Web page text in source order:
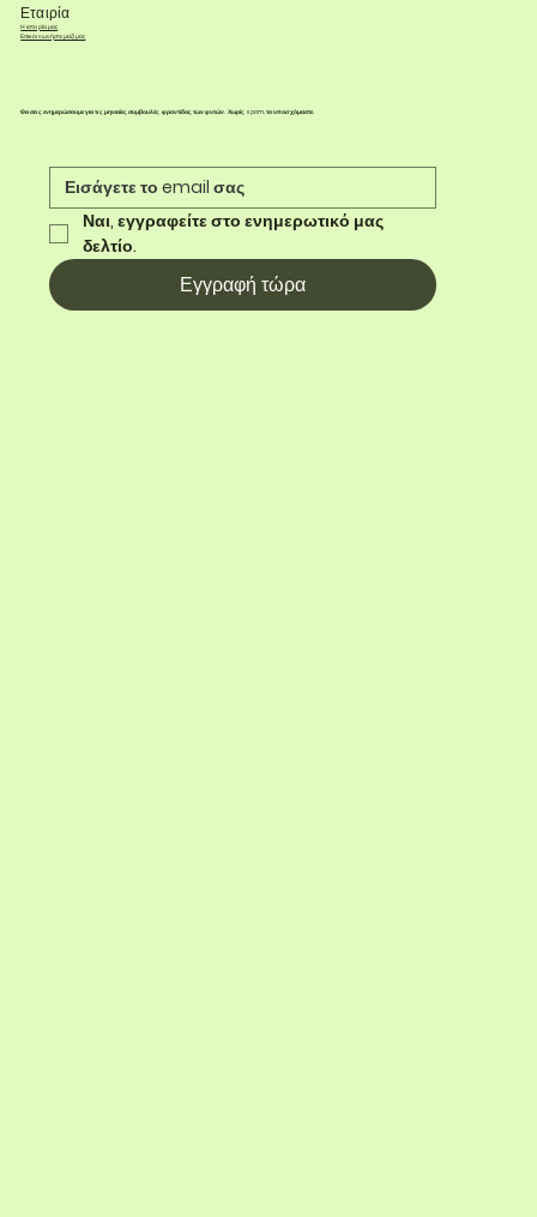
Εταιρία
Η ιστορία μας
Επικοινωνήστε μαζί μας
Θα σας ενημερώσουμε για τις μηνιαίες συμβουλές φροντίδας των φυτών. Χωρίς spam, το υποσχόμαστε.
Ναι, εγγραφείτε στο ενημερωτικό μας
δελτίο.
Εγγραφή τώρα